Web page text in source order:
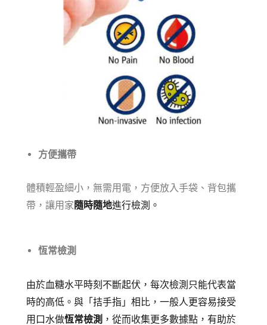
方便攜帶
體積輕盈細小，無需用電，方便放入手袋、背包攜
帶，讓用家隨時隨地進行檢測。
恆常檢測
由於血糖水平時刻不斷起伏，每次檢測只能代表當
時的高低。與「拮手指」相比，一般人更容易接受
用口水做恆常檢測 ，從而收集更多數據點，有助於